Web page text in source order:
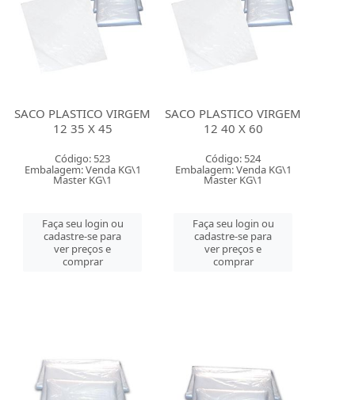
SACO PLASTICO VIRGEM
12 35 X 45
Código: 523
Embalagem: Venda KG\1
Master KG\1
Faça seu login ou
cadastre-se para
ver preços e
comprar
SACO PLASTICO VIRGEM
12 40 X 60
Código: 524
Embalagem: Venda KG\1
Master KG\1
Faça seu login ou
cadastre-se para
ver preços e
comprar